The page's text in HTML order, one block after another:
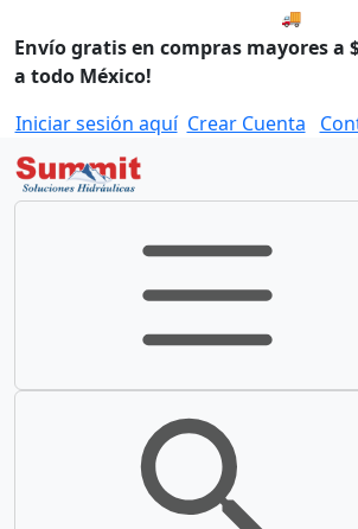
🚚 Envío
Envío gratis en compras mayores a
a todo México!
Iniciar sesión aquí Crear Cuenta